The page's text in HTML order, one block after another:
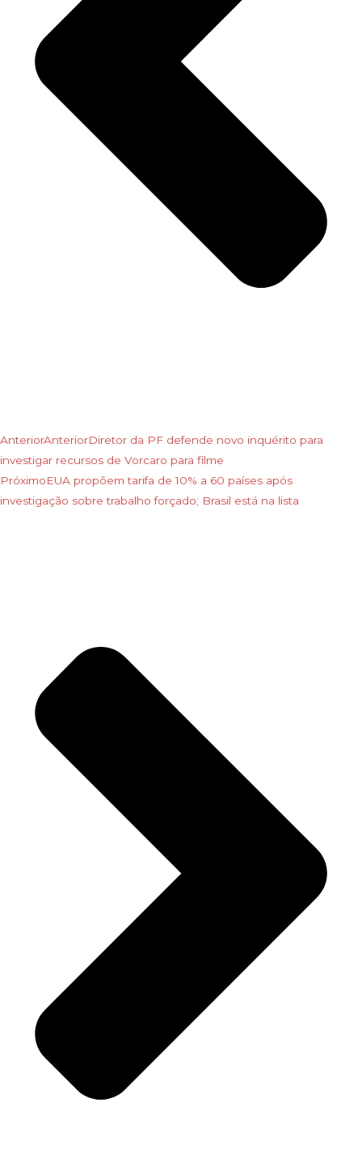
AnteriorAnteriorDiretor da PF defende novo inquérito para
investigar recursos de Vorcaro para filme
PróximoEUA propõem tarifa de 10% a 60 países após
investigação sobre trabalho forçado; Brasil está na lista